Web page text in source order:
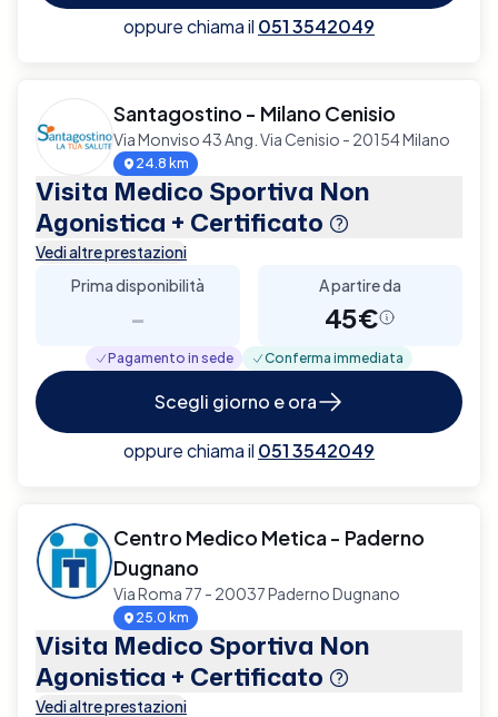
oppure chiama il 051 3542049
Santagostino - Milano Cenisio
Via Monviso 43 Ang. Via Cenisio - 20154 Milano
24.8 km
Visita Medico Sportiva Non
Agonistica + Certificato
Vedi altre prestazioni
Prima disponibilità
-
A partire da
45€
Pagamento in sede Conferma immediata
Scegli giorno e ora
oppure chiama il 051 3542049
Centro Medico Metica - Paderno
Dugnano
Via Roma 77 - 20037 Paderno Dugnano
25.0 km
Visita Medico Sportiva Non
Agonistica + Certificato
Vedi altre prestazioni